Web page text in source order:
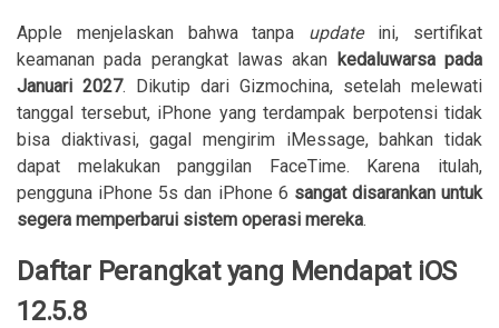
Apple menjelaskan bahwa tanpa updateini, sertifikat
keamanan pada perangkat lawas akan kedaluwarsa pada
Januari 2027. Dikutip dari Gizmochina, setelah melewati
tanggal tersebut, iPhone yang terdampak berpotensi tidak
bisa diaktivasi, gagal mengirim iMessage, bahkan tidak
dapat melakukan panggilan FaceTime. Karena itulah,
pengguna iPhone 5s dan iPhone 6 sangat disarankan untuk
segera memperbarui sistem operasi mereka.
Daftar Perangkat yang Mendapat iOS
12.5.8